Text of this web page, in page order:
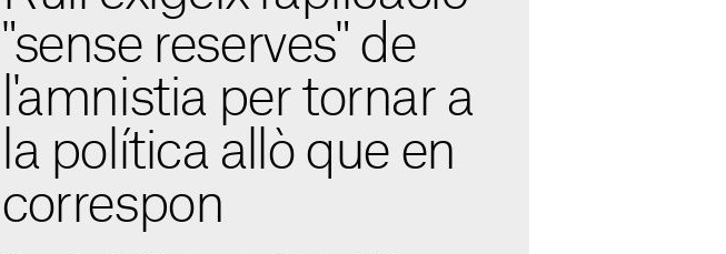
"sense reserves" de
l'amnistia per tornar a
la política allò que en
correspon